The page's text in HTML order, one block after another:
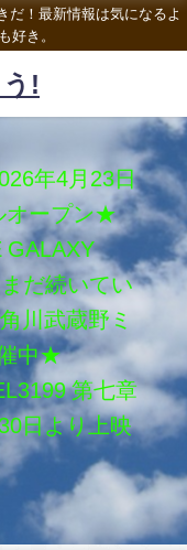
だ！最新情報は気になるよ
好き。
!
年4月23日
オープン★
だ続いてい
川武蔵野ミ
中★
第七章
日より上映